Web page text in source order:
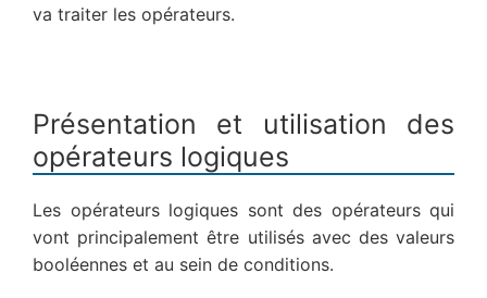
va traiter les opérateurs.
Présentation et utilisation des
opérateurs logiques
Les opérateurs logiques sont des opérateurs qui
vont principalement être utilisés avec des valeurs
booléennes et au sein de conditions.